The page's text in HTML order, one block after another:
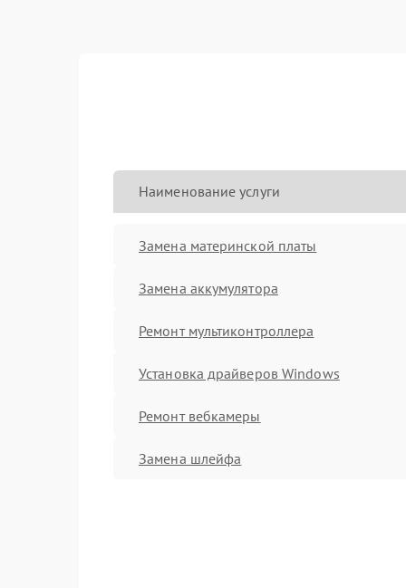
Наименование услуги
Замена материнской платы
Замена аккумулятора
Ремонт мультиконтроллера
Установка драйверов Windows
Ремонт вебкамеры
Замена шлейфа